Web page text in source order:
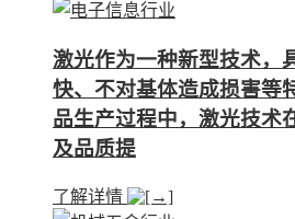
激光作为一种新型技术，
快、不对基体造成损害等
品生产过程中，激光技术
及品质提
了解详情